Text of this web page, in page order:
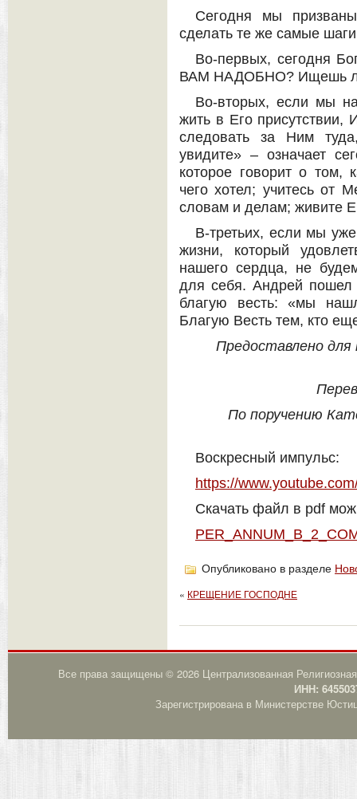
Сегодня мы
сделать те же самые
Во-первых, сегодня
ВАМ НАДОБНО? Ищешь ли
Во-вторых, если мы
жить в Его присутствии,
следовать за Ним
увидите» – означает
которое говорит о том,
чего хотел; учитесь от
словам и делам; живите
В-третьих, если мы
жизни, который
нашего сердца, не
для себя. Андрей пошел
благую весть: «мы
Благую Весть тем, кто
Предоставлено для
По поручению
Воскресный импульс:
https://
Скачать файл в pdf
Опубликовано в разделе
« КРЕЩЕНИЕ ГОСПОДНЕ
Все права защищены © 2026 Централизованная
ИНН:
Зарегистрирована в Министерстве